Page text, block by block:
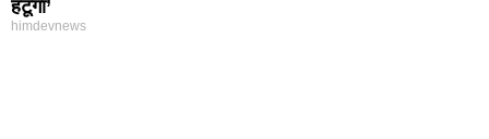
हटूंगा’
himdevnews